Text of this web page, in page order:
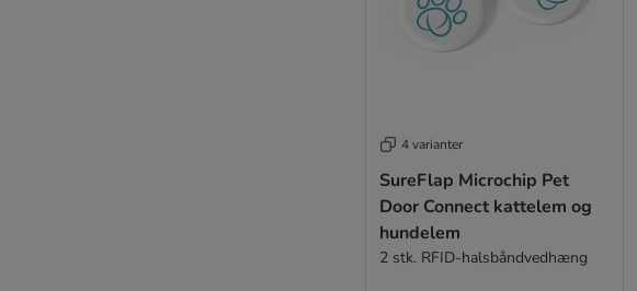
4 varianter
SureFlap Microchip Pet
Door Connect kattelem og
hundelem
2 stk. RFID-halsbåndvedhæng